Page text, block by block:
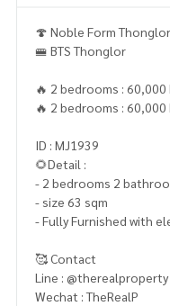
🍄 Noble Form
🚝 BTS Thonglor
🔥 2 bedrooms :
🔥 2 bedrooms :
ID : MJ1939
🌻Detail :
- 2 bedrooms 2
- size 63 sqm
- Fully Furnished with
🥰 Contact
Line : @therealproperty
Wechat : TheRealP